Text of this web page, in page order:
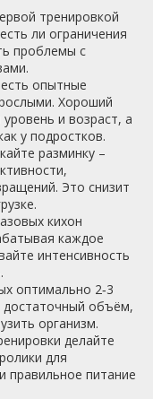
тренировкой
ли ограничения
проблемы с
опытные
Хороший
и возраст, а
у подростков.
разминку –
Это снизит
кихон
каждое
интенсивность
оптимально 2‑3
достаточный объём,
организм.
делайте
для
правильное питание